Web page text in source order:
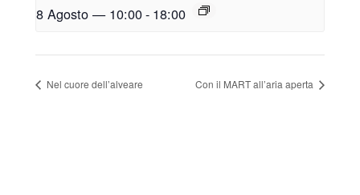
8 Agosto — 10:00- 18:00
Nel cuore dell’alveare Con il MART all’aria aperta